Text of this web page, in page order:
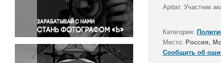
Правосудие
Происшествия и конфликты
Религия
Светская жизнь
Спорт
Арбат. Участник
Категория:
Место: Россия,
Сообщить об